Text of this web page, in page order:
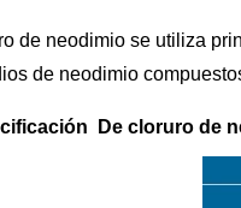
de neodimio se utiliza
de neodimio
De cloruro de